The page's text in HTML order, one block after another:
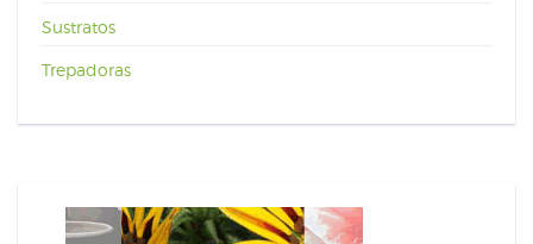
Sustratos
Trepadoras